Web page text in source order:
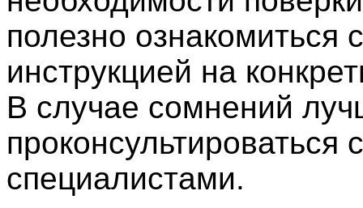
полезно ознакомиться с
инструкцией на
В случае сомнений
проконсультироваться
специалистами.